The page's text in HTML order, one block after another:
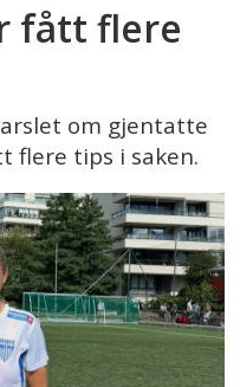
fått flere
om gjentatte
flere tips i saken.